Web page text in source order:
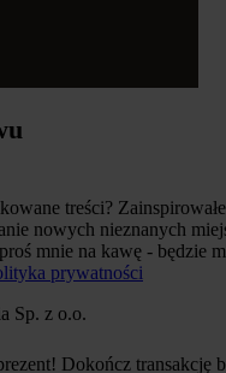
treści?
nowych nieznanych
mnie na kawę - będzie
prywatności
Sp. z o.o.
Dokończ transakcję